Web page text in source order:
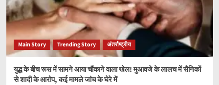
Main Story Trending Story अंतर्राष्ट्रीय
युद्ध के बीच रूस में सामने आया चौंकाने वाला खेल! मुआवजे के लालच में सैनिकों
से शादी के आरोप, कई मामले जांच के घेरे में